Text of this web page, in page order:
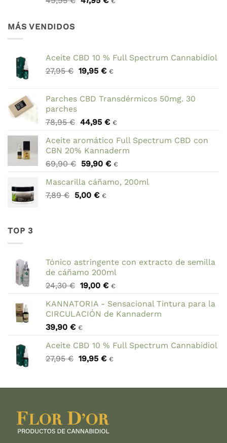
MÁS VENDIDOS
Aceite CBD 10 % Full Spectrum Cannabidiol
27,95€ El
era:
19,95 €El
es:
€
Parches CBD Transdérmicos 50mg. 30
parches
78,95€ El
original
era:
78,95 €.
44,95 €El
actual
es:
44,95 €.
€
Aceite aromático Full Spectrum CBD con
CBN 20% Kannaderm
69,90€ El
original
era:
59,90 €El
actual
€
Mascarilla cáñamo, 200ml
7,89€ El
5,00 €El
€
TOP 3
Tónico astringente con extracto de semilla
de cáñamo 200ml
24,30€ El
original
era:
24,30 €.
19,00 €El
actual
es:
€
KANNATORIA - Sensacional Tintura para la
CIRCULACIÓN de Kannaderm
39,90 € €
Aceite CBD 10 % Full Spectrum Cannabidiol
27,95€ El
era:
19,95 €El
es:
€